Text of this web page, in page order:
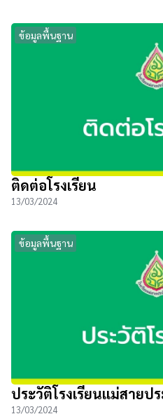
ข้อมูลพื้นฐาน
ติดต่อโรงเรียน
13/03/2024
ข้อมูลพื้นฐาน
ประวัติโรงเรียนแม่สายป
13/03/2024